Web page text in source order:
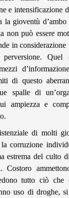
e intensificazione
la gioventù d’ambo
non può essere
in
Quel
di questo
spalle di
ampiezza e
di molti
corruzione
estrema del culto
tutto ciò che
uso di droghe, si